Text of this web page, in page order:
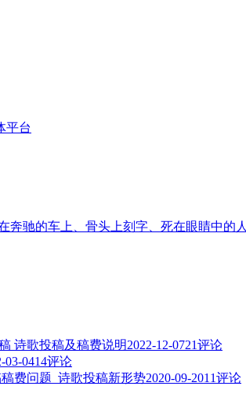
平台
奔驰的车上、骨头上刻字、死在眼睛中的人
诗歌投稿及稿费说明2022-12-0721评论
03-0414评论
费问题_诗歌投稿新形势2020-09-2011评论